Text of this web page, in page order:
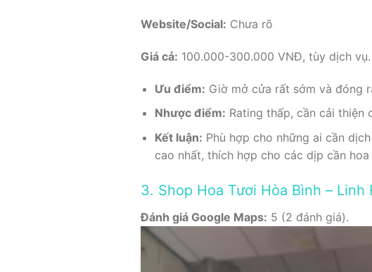
Website/Social: Chưa rõ
Giá cả: 100.000-300.000 VNĐ, tùy dịch vụ.
Ưu điểm: Giờ mở cửa rất sớm và đóng
Nhược điểm: Rating thấp, cần cải thiện
Kết luận: Phù hợp cho những ai cần
cao nhất, thích hợp cho các dịp cần hoa
3. Shop Hoa Tươi Hòa Bình – Linh
Đánh giá Google Maps: 5 (2 đánh giá).